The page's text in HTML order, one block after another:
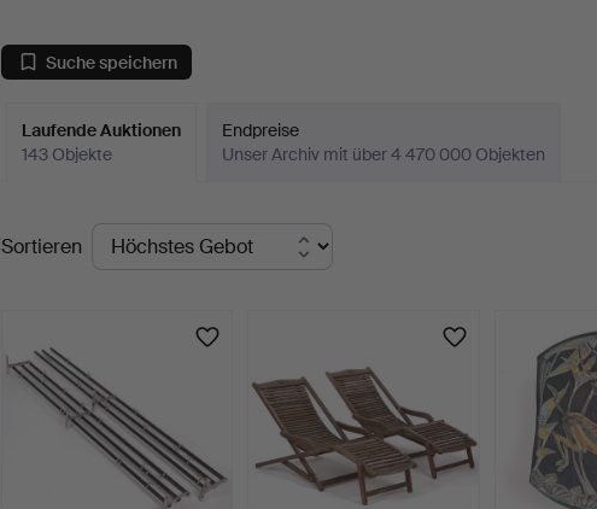
Suche speichern
Laufende Auktionen
143 Objekte
Endpreise
Unser Archiv mit über 4 470 000 Objekten
Laufende
Auktionen
Sortieren